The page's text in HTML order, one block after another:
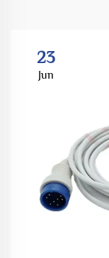
23
Jun